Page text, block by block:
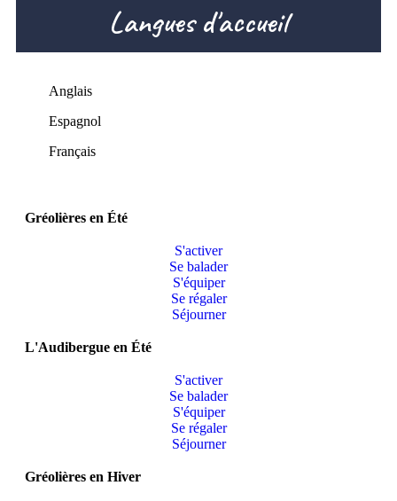
Langues d'accueil
Anglais
Espagnol
Français
Gréolières en Été
S'activer
Se balader
S'équiper
Se régaler
Séjourner
L'Audibergue en Été
S'activer
Se balader
S'équiper
Se régaler
Séjourner
Gréolières en Hiver